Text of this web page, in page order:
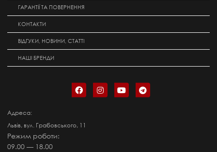
ГАРАНТІЇ ТА ПОВЕРНЕННЯ
КОНТАКТИ
ВІДГУКИ, НОВИНИ, СТАТТІ
НАШІ БРЕНДИ
Адреса:
Львів, вул. Грабовського, 11
Режим роботи:
09.00 — 18.00